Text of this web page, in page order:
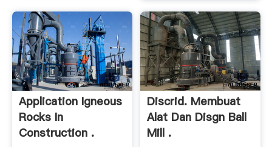
Application Igneous
Rocks In
Construction .
Discrid. Membuat
Alat Dan Disgn Ball
Mill .